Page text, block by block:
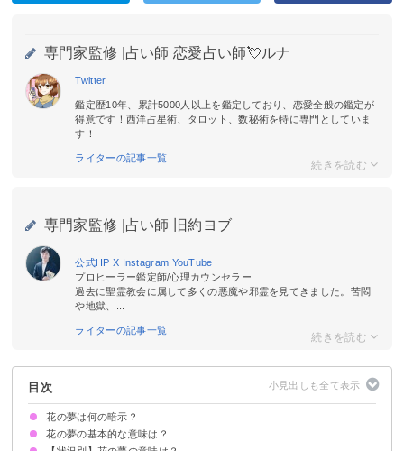
専門家監修 | 占い師 恋愛占い師💘ルナ
Twitter
鑑定歴10年、累計5000人以上を鑑定しており、恋愛全般の鑑定が
得意です！西洋占星術、タロット、数秘術を特に専門としていま
す！
ライターの記事一覧
専門家監修 | 占い師 旧約ヨブ
公式HP X Instagram YouTube
プロヒーラー鑑定師/心理カウンセラー
過去に聖霊教会に属して多くの悪魔や邪霊を見てきました。苦悶
や地獄、...
ライターの記事一覧
目次
花の夢は何の暗示？
花の夢の基本的な意味は？